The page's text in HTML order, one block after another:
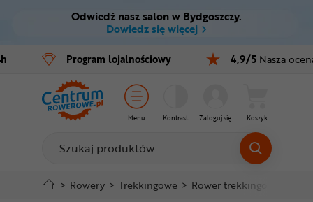
Ctrl M
Menu główne
Informacje o produkcie
Do koszyka
Szczegółowe informacje
Odwiedź nasz salon w Bydgoszczy.
Dowiedz się więcej
Program lojalnościowy 4,9/5 Nasza
Menu Kontrast Zaloguj się Koszyk
Rowery
E-bike
Części
Akcesoria
Odzież
> Rowery > Trekkingowe > Rower trekkingowy